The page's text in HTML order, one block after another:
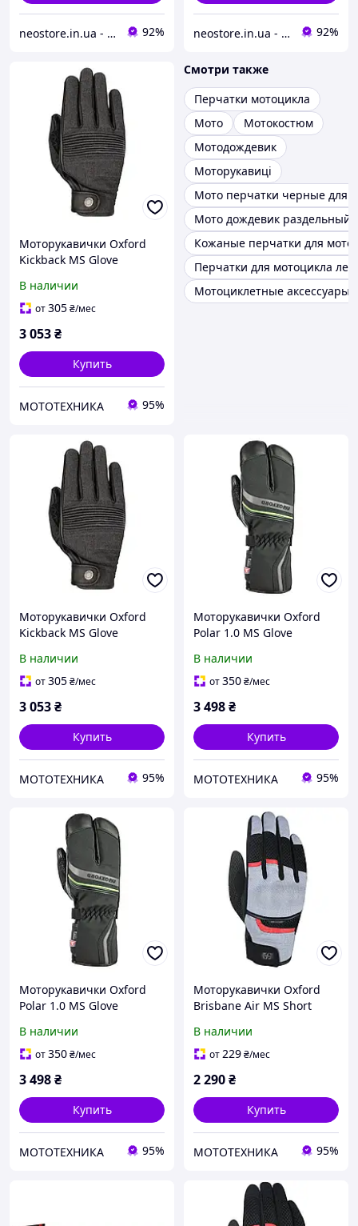
neostore.in.ua - интернет магазин 92% neostore.in.ua - интернет магазин 92%
Моторукавички Oxford
Kickback MS Glove
В наличии
от305₴/мес
3 053₴
Купить
МОТОТЕХНИКА 95%
Смотри также
Перчатки мотоцикла
Мото
Мотокостюм
Мотодождевик
Моторукавиці
Мото перчатки черные для
Мото дождевик раздельный
Кожаные перчатки для
Перчатки для мотоцикла
Мотоциклетные аксессуары
Моторукавички Oxford
Kickback MS Glove
В наличии
от305₴/мес
3 053₴
Купить
МОТОТЕХНИКА 95%
Моторукавички Oxford
Polar 1.0 MS Glove
В наличии
от350₴/мес
3 498₴
Купить
МОТОТЕХНИКА 95%
Моторукавички Oxford
Polar 1.0 MS Glove
В наличии
от350₴/мес
3 498₴
Купить
МОТОТЕХНИКА 95%
Моторукавички Oxford
Brisbane Air MS Short
Black (S)
В наличии
от229₴/мес
2 290₴
Купить
МОТОТЕХНИКА 95%